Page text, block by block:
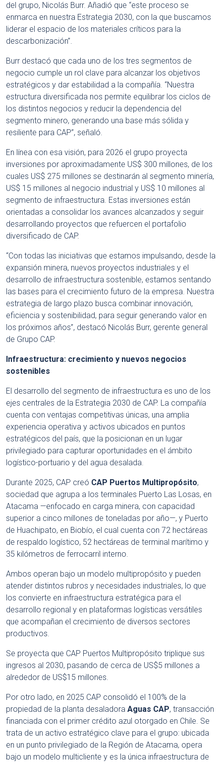
del grupo, Nicolás Burr. Añadió que “este proceso se
enmarca en nuestra Estrategia 2030, con la que buscamos
liderar el espacio de los materiales críticos para la
descarbonización”.
Burr destacó que cada uno de los tres segmentos de
negocio cumple un rol clave para alcanzar los objetivos
estratégicos y dar estabilidad a la compañía. “Nuestra
estructura diversificada nos permite equilibrar los ciclos de
los distintos negocios y reducir la dependencia del
segmento minero, generando una base más sólida y
resiliente para CAP”, señaló.
En línea con esa visión, para 2026 el grupo proyecta
inversiones por aproximadamente US$ 300 millones, de los
cuales US$ 275 millones se destinarán al segmento minería,
US$ 15 millones al negocio industrial y US$ 10 millones al
segmento de infraestructura. Estas inversiones están
orientadas a consolidar los avances alcanzados y seguir
desarrollando proyectos que refuercen el portafolio
diversificado de CAP.
“Con todas las iniciativas que estamos impulsando, desde la
expansión minera, nuevos proyectos industriales y el
desarrollo de infraestructura sostenible, estamos sentando
las bases para el crecimiento futuro de la empresa. Nuestra
estrategia de largo plazo busca combinar innovación,
eficiencia y sostenibilidad, para seguir generando valor en
los próximos años”, destacó Nicolás Burr, gerente general
de Grupo CAP.
Infraestructura: crecimiento y nuevos negocios
sostenibles
El desarrollo del segmento de infraestructura es uno de los
ejes centrales de la Estrategia 2030 de CAP. La compañía
cuenta con ventajas competitivas únicas, una amplia
experiencia operativa y activos ubicados en puntos
estratégicos del país, que la posicionan en un lugar
privilegiado para capturar oportunidades en el ámbito
logístico-portuario y del agua desalada.
Durante 2025, CAP creó CAP Puertos Multipropósito,
sociedad que agrupa a los terminales Puerto Las Losas, en
Atacama —enfocado en carga minera, con capacidad
superior a cinco millones de toneladas por año—, y Puerto
de Huachipato, en Biobío, el cual cuenta con 72 hectáreas
de respaldo logístico, 52 hectáreas de terminal marítimo y
35 kilómetros de ferrocarril interno.
Ambos operan bajo un modelo multipropósito y pueden
atender distintos rubros y necesidades industriales, lo que
los convierte en infraestructura estratégica para el
desarrollo regional y en plataformas logísticas versátiles
que acompañan el crecimiento de diversos sectores
productivos.
Se proyecta que CAP Puertos Multipropósito triplique sus
ingresos al 2030, pasando de cerca de US$5 millones a
alrededor de US$15 millones.
Por otro lado, en 2025 CAP consolidó el 100% de la
propiedad de la planta desaladora Aguas CAP, transacción
financiada con el primer crédito azul otorgado en Chile. Se
trata de un activo estratégico clave para el grupo: ubicada
en un punto privilegiado de la Región de Atacama, opera
bajo un modelo multicliente y es la única infraestructura de